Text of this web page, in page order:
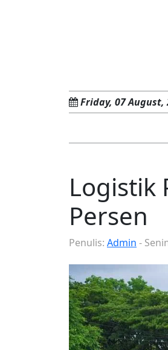
Friday, 07 August,
Logistik
Persen
Penulis: Admin -